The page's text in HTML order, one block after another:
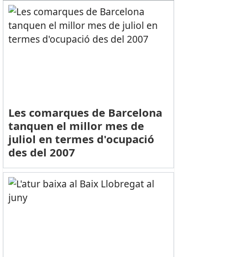
Les comarques de Barcelona
tanquen el millor mes de
juliol en termes d'ocupació
des del 2007